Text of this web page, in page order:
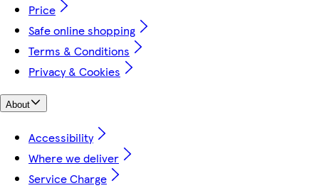
Price
Safe online shopping
Terms & Conditions
Privacy & Cookies
About
Accessibility
Where we deliver
Service Charge